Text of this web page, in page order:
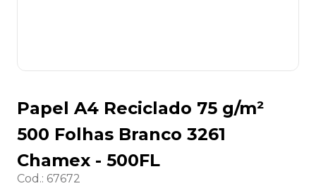
Papel A4 Reciclado 75 g/m²
500 Folhas Branco 3261
Chamex - 500FL
Cod.: 67672